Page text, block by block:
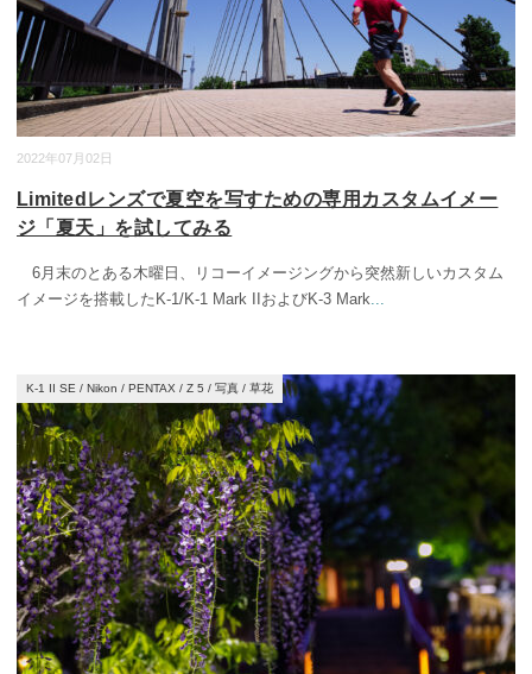
2022年07月02日
Limitedレンズで夏空を写すための専用カスタムイメー
ジ「夏天」を試してみる
6月末のとある木曜日、リコーイメージングから突然新しいカスタム
イメージを搭載したK-1/K-1 Mark IIおよびK-3 Mark...
K-1 II SE / Nikon / PENTAX / Z 5 / 写真 / 草花